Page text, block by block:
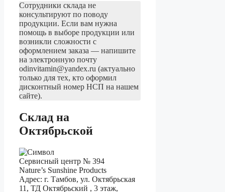
Сотрудники склада не
консультируют по поводу
продукции. Если вам нужна
помощь в выборе продукции или
возникли сложности с
оформлением заказа — напишите
на электронную почту
odinvitamin@yandex.ru (актуально
только для тех, кто оформил
дисконтный номер НСП на нашем
сайте).
Склад на
Октябрьской
Сервисный центр № 394
Nature’s Sunshine Products
Адрес: г. Тамбов, ул. Октябрьская
11, ТД Октябрьский , 3 этаж,